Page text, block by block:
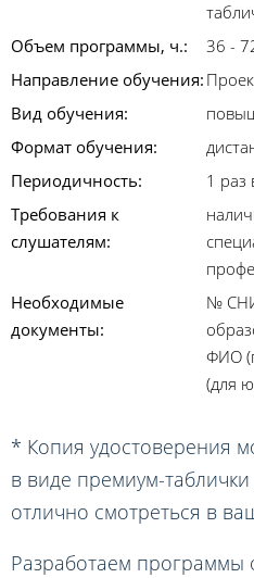
Объем программы, ч.:
36 -
Направление обучения:
Вид обучения:
Формат обучения:
Периодичность:
1 раз
Требования к
слушателям:
Необходимые
документы:
№
ФИО
(для
* Копия удостоверения
в виде премиум-
отлично смотреться в
Разработаем программы